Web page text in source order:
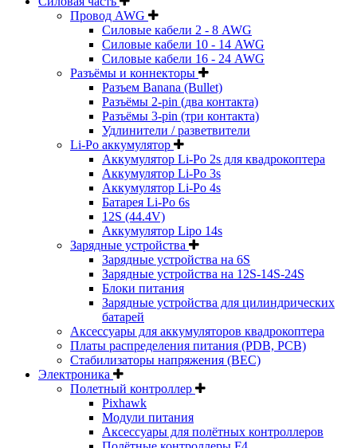
Провод AWG
Силовые кабели 2 - 8 AWG
Силовые кабели 10 - 14 AWG
Силовые кабели 16 - 24 AWG
Разъёмы и коннекторы
Разъем Banana (Bullet)
Разъёмы 2-pin (два контакта)
Разъёмы 3-pin (три контакта)
Удлинители / разветвители
Li-Po аккумулятор
Аккумулятор Li-Po 2s для квадрокоптера
Аккумулятор Li-Po 3s
Аккумулятор Li-Po 4s
Батарея Li-Po 6s
12S (44.4V)
Аккумулятор Lipo 14s
Зарядные устройства
Зарядные устройства на 6S
Зарядные устройства на 12S-14S-24S
Блоки питания
Зарядные устройства для цилиндрических
батарей
Аксессуары для аккумуляторов квадрокоптера
Платы распределения питания (PDB, PCB)
Стабилизаторы напряжения (BEC)
Электроника
Полетный контроллер
Pixhawk
Модули питания
Аксессуары для полётных контроллеров